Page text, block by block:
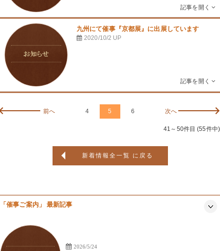
九州にて催事『京都展』に出展しています
2020/10/2 UP
前へ 4 5 6 次へ
41～50件目 (55件中)
新着情報全一覧 に戻る
「催事ご案内」 最新記事
2026/5/24